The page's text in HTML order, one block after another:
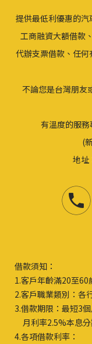
提供最低利優惠的汽
工商融資大額借款
代辦支票借款、任
不論您是台灣朋友
有溫度的服
(
地址
借款須知：
1.客戶年齡滿20至60
2.客戶職業類別：各
3.借款期限：最短3
月利率2.5%本息分
4.各項借款利率：